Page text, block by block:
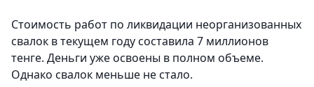
Стоимость работ по ликвидации неорганизованных
свалок в текущем году составила 7 миллионов
тенге. Деньги уже освоены в полном объеме.
Однако свалок меньше не стало.